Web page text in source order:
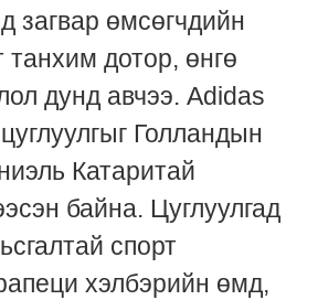
загвар өмсөгчдийн
танхим дотор, өнгө
дунд авчээ. Adidas
Голландын
Катаритай
байна. Цуглуулгад
спорт
хэлбэрийн өмд,